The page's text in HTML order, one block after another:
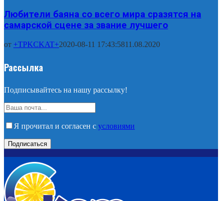
Любители баяна со всего мира сразятся на
самарской сцене за звание лучшего
от +TPKCKAT+2020-08-11 17:43:5811.08.2020
Рассылка
Подписывайтесь на нашу рассылку!
Я прочитал и согласен с условиями